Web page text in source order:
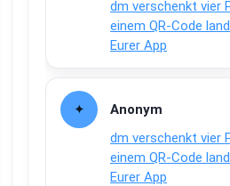
dm verschenkt vier
einem QR-Code
Eurer App
Anonym
dm verschenkt vier
einem QR-Code
Eurer App